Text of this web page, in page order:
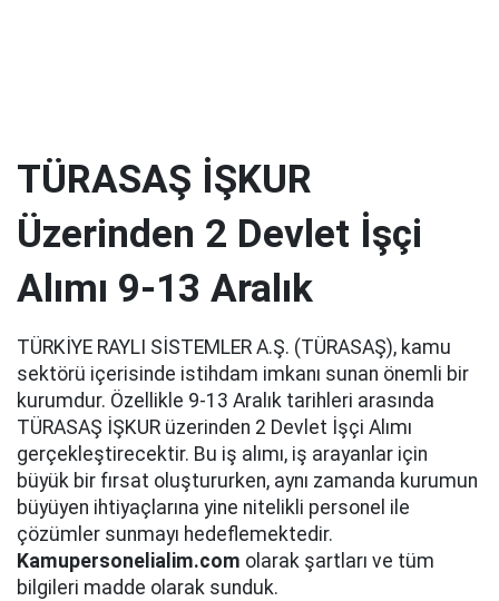
TÜRASAŞ İŞKUR
Üzerinden 2 Devlet İşçi
Alımı 9-13 Aralık
TÜRKİYE RAYLI SİSTEMLER A.Ş. (TÜRASAŞ), kamu
sektörü içerisinde istihdam imkanı sunan önemli bir
kurumdur. Özellikle 9-13 Aralık tarihleri arasında
TÜRASAŞ İŞKUR üzerinden 2 Devlet İşçi Alımı
gerçekleştirecektir. Bu iş alımı, iş arayanlar için
büyük bir fırsat oluştururken, aynı zamanda kurumun
büyüyen ihtiyaçlarına yine nitelikli personel ile
çözümler sunmayı hedeflemektedir.
Kamupersonelialim.com olarak şartları ve tüm
bilgileri madde olarak sunduk.